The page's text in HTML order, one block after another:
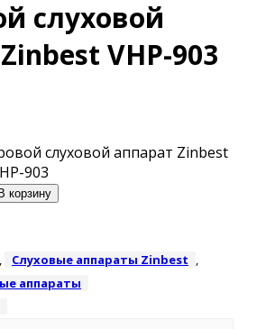
слуховой
VHP-903
слуховой аппарат Zinbest
903
В корзину
, Слуховые аппараты Zinbest ,
аппараты